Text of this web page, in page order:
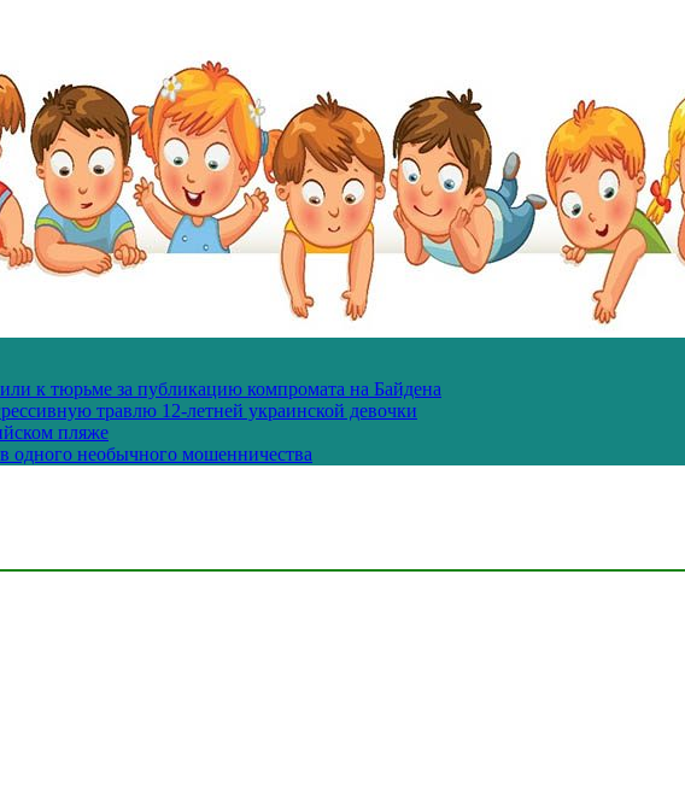
к тюрьме за публикацию компромата на Байдена
травлю 12-летней украинской девочки
пляже
необычного мошенничества